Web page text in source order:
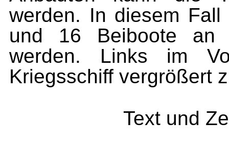
werden. In diesem
und 16 Beiboote an
werden. Links im
Kriegsschiff vergrößert
Text und